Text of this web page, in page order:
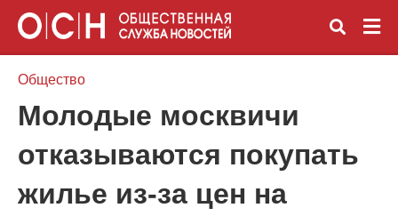
Общество
Молодые москвичи
отказываются покупать
жилье из-за цен на